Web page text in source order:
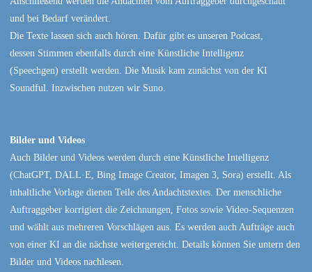
und bei Bedarf verändert.
Die Texte lassen sich auch hören. Dafür gibt es unseren Podcast,
dessen Stimmen ebenfalls durch eine Künstliche Intelligenz
(Speechgen) erstellt werden. Die Musik kam zunächst von der KI
Soundful. Inzwischen nutzen wir Suno.
Bilder und Videos
Auch Bilder und Videos werden durch eine Künstliche Intelligenz
(ChatGPT, DALL·E, Bing Image Creator, Imagen 3, Sora) erstellt. Als
inhaltliche Vorlage dienen Teile des Andachtstextes. Der menschliche
Auftraggeber korrigiert die Zeichnungen, Fotos sowie Video-Sequenzen
und wählt aus mehreren Vorschlägen aus. Es werden auch Aufträge auch
von einer KI an die nächste weitergereicht. Details können Sie untern den
Bilder und Videos nachlesen.